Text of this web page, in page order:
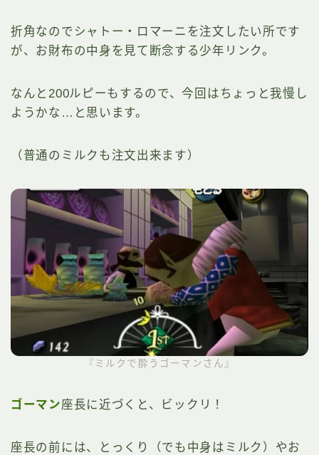
折角なのでシャトー・ロマーニを注文したい所です
が、お財布の中身を見て断念する少年リンク。
なんと200ルピーもするので、今回はちょっと我慢し
ようかな…と思います。
（普通のミルクも注文出来ます）
『ミルクで酔うゴーマンさん』
ゴーマン座長に近づくと、ビックリ！
座長の前には、とっくり（でも中身はミルク）やお